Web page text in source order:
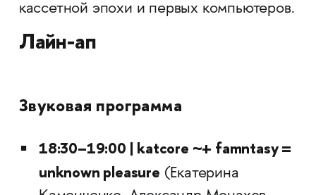
кассетной эпохи и первых компьютеров.
Лайн-ап
Звуковая программа
18:30–19:00 | katcore ~+ famntasy =
unknown pleasure (Екатерина